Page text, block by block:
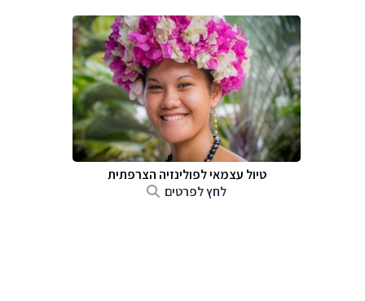
טיול עצמאי לפולינזיה הצרפתית
לחץ לפרטים